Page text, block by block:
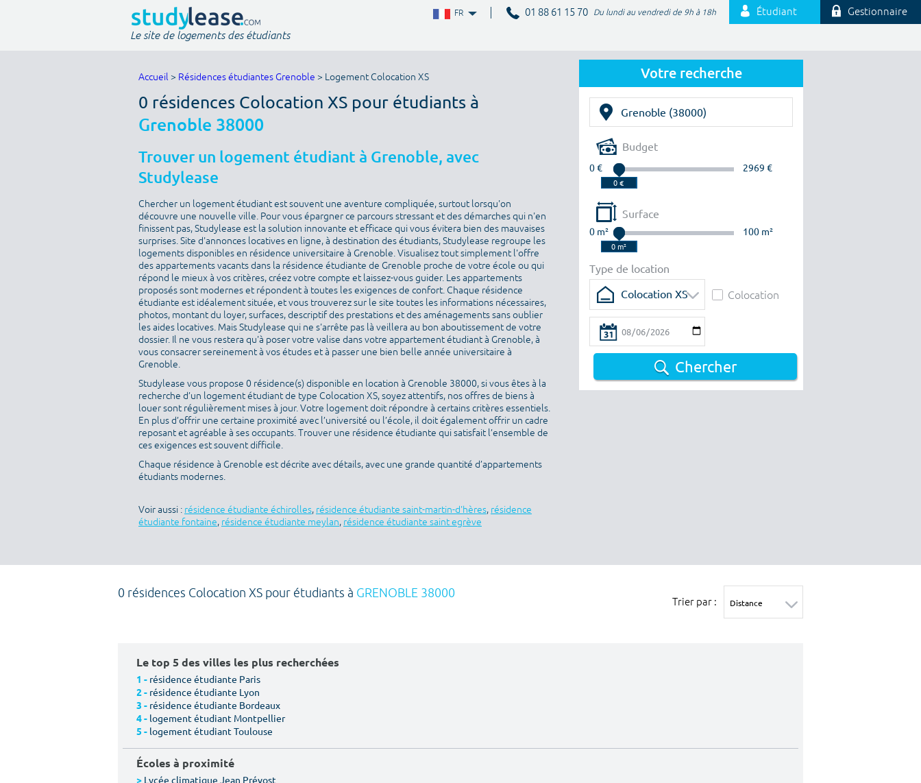
FR 01 88 61 15 70 Du lundi au vendredi de 9h à 18h Étudiant Gestionnaire
Le site de logements des étudiants
Votre recherche
Budget
0 € 2969 €
Surface
0 m² 100 m²
Type de location
Colocation XS
Colocation
Chercher
Accueil > Résidences étudiantes Grenoble > Logement Colocation XS
0 résidences Colocation XS pour étudiants à
Grenoble 38000
Trouver un logement étudiant à Grenoble, avec
Studylease
Chercher un logement étudiant est souvent une aventure compliquée, surtout lorsqu'on
découvre une nouvelle ville. Pour vous épargner ce parcours stressant et des démarches qui n'en
finissent pas, Studylease est la solution innovante et efficace qui vous évitera bien des mauvaises
surprises. Site d'annonces locatives en ligne, à destination des étudiants, Studylease regroupe les
logements disponibles en résidence universitaire à Grenoble. Visualisez tout simplement l'offre
des appartements vacants dans la résidence étudiante de Grenoble proche de votre école ou qui
répond le mieux à vos critères, créez votre compte et laissez-vous guider. Les appartements
proposés sont modernes et répondent à toutes les exigences de confort. Chaque résidence
étudiante est idéalement située, et vous trouverez sur le site toutes les informations nécessaires,
photos, montant du loyer, surfaces, descriptif des prestations et des aménagements sans oublier
les aides locatives. Mais Studylease qui ne s'arrête pas là veillera au bon aboutissement de votre
dossier. Il ne vous restera qu'à poser votre valise dans votre appartement étudiant à Grenoble, à
vous consacrer sereinement à vos études et à passer une bien belle année universitaire à
Grenoble.
Studylease vous propose 0 résidence(s) disponible en location à Grenoble 38000, si vous êtes à la
recherche d’un logement étudiant de type Colocation XS, soyez attentifs, nos offres de biens à
louer sont régulièrement mises à jour. Votre logement doit répondre à certains critères essentiels.
En plus d’offrir une certaine proximité avec l’université ou l’école, il doit également offrir un cadre
reposant et agréable à ses occupants. Trouver une résidence étudiante qui satisfait l’ensemble de
ces exigences est souvent difficile.
Chaque résidence à Grenoble est décrite avec détails, avec une grande quantité d’appartements
étudiants modernes.
Voir aussi : résidence étudiante échirolles, résidence étudiante saint-martin-d'hères, résidence
étudiante fontaine, résidence étudiante meylan, résidence étudiante saint egrève
0 résidences Colocation XS pour étudiants à GRENOBLE 38000
Trier par :
Le top 5 des villes les plus recherchées
1 - résidence étudiante Paris
2 - résidence étudiante Lyon
3 - résidence étudiante Bordeaux
4 - logement étudiant Montpellier
5 - logement étudiant Toulouse
Écoles à proximité
> Lycée climatique Jean Prévost